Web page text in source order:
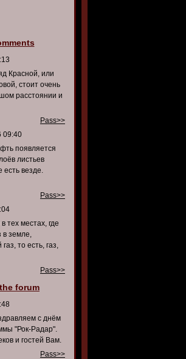
Красной, или
стоит очень
расстоянии и
Pass>>
09:40
появляется
листьев
есть везде.
Pass>>
тех местах, где
в земле,
то есть, газ,
Pass>>
forum
с днём
"Рок-Радар".
и гостей Вам.
Pass>>